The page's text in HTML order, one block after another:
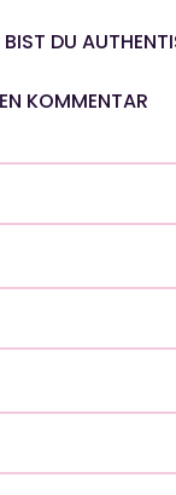
BIST DU
KOMMENTAR